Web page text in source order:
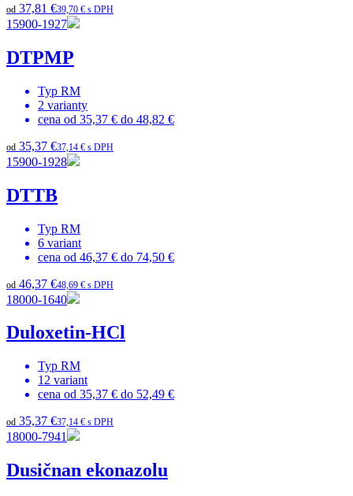
od 37,81 €39,70 € s DPH
15900-1927
DTPMP
Typ RM
2 varianty
cena od 35,37 € do 48,82 €
od 35,37 €37,14 € s DPH
15900-1928
DTTB
Typ RM
6 variant
cena od 46,37 € do 74,50 €
od 46,37 €48,69 € s DPH
18000-1640
Duloxetin-HCl
Typ RM
12 variant
cena od 35,37 € do 52,49 €
od 35,37 €37,14 € s DPH
18000-7941
Dusičnan ekonazolu